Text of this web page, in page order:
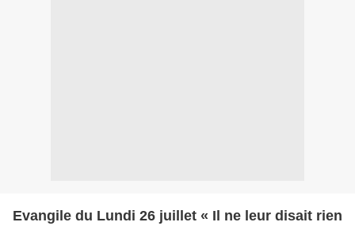
Evangile du Lundi 26 juillet « Il ne leur disait rien